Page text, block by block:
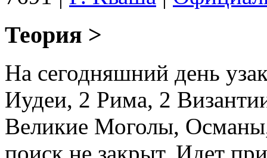
Теория >
На сегодняшний день
Иудеи, 2 Рима, 2
Великие Моголы,